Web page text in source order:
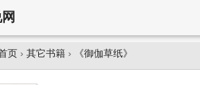
页 › 其它书籍 › 《御伽草纸》